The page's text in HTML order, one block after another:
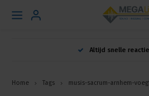
Hoofdmenu
Altijd snelle
Home Tags musis-sacrum-arnhem-